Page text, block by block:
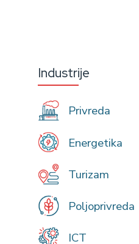
Industrije
Privreda
Energetika
Turizam
Poljoprivreda
ICT